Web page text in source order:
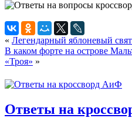
« Легендарный яблоневый
В каком форте на острове
«Троя» »
Ответы на